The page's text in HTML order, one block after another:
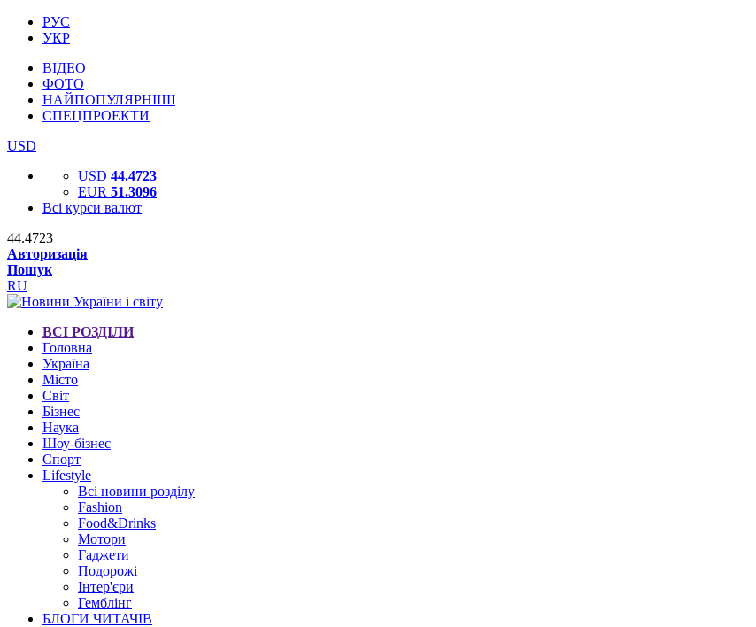
РУС
УКР
ВІДЕО
ФОТО
НАЙПОПУЛЯРНІШІ
СПЕЦПРОЕКТИ
USD
USD 44.4723
EUR 51.3096
Всі курси валют
44.4723
Авторизація
Пошук
RU
ВСІ РОЗДІЛИ
Головна
Україна
Місто
Світ
Бізнес
Наука
Шоу-бізнес
Спорт
Lifestyle
Всі новини розділу
Fashion
Food&Drinks
Мотори
Гаджети
Подорожі
Інтер'єри
Гемблінг
БЛОГИ ЧИТАЧІВ